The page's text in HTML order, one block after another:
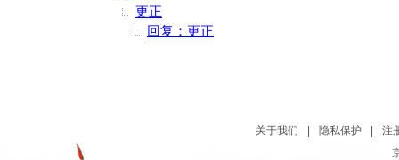
更正
回复：更正
关于我们 隐私保护
注